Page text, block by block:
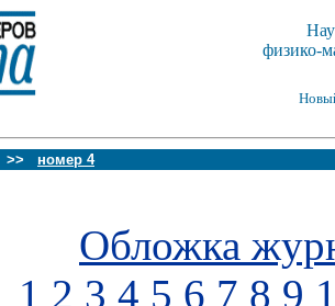
физико-
>> номер 4
Обложка
1 2 3 4 5 6 7 8 9